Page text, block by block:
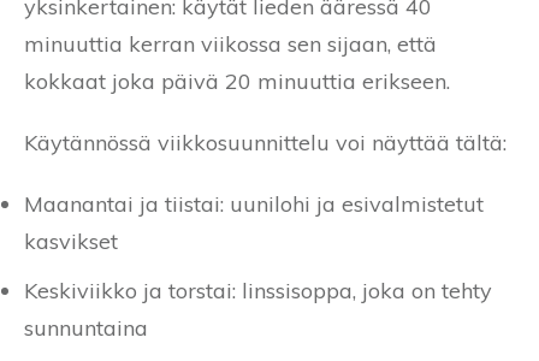
yksinkertainen: käytät lieden ääressä 40
minuuttia kerran viikossa sen sijaan, että
kokkaat joka päivä 20 minuuttia erikseen.
Käytännössä viikkosuunnittelu voi näyttää tältä:
Maanantai ja tiistai: uunilohi ja esivalmistetut
kasvikset
Keskiviikko ja torstai: linssisoppa, joka on tehty
sunnuntaina